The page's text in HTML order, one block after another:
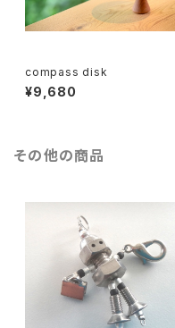
compass disk
¥9,680
その他の商品